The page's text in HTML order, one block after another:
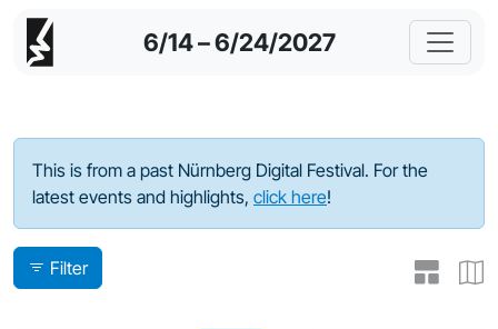
6/14 – 6/24/2027
Program - 2022
This is from a past Nürnberg Digital Festival. For the
latest events and highlights, click here!
Filter